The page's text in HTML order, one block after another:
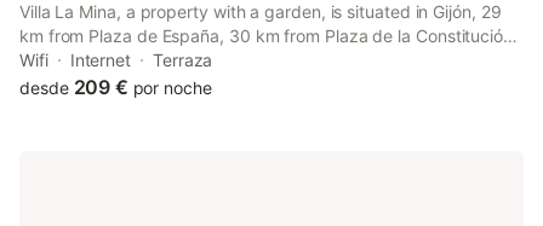
Villa La Mina, a property with a garden, is situated in Gijón, 29
km from Plaza de España, 30 km from Plaza de la Constitución
Oviedo, as well as 5.3 km from Castiello Golf Course. The
property is set 5.7 km from Los Pericones Park, 7.
Wifi Internet
Terraza
desde 209 € por noche